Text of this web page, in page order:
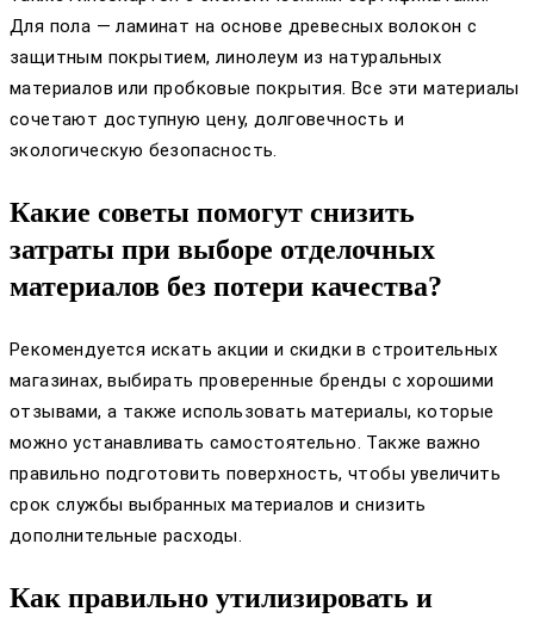
Для пола — ламинат на основе древесных волокон с
защитным покрытием, линолеум из натуральных
материалов или пробковые покрытия. Все эти материалы
сочетают доступную цену, долговечность и
экологическую безопасность.
Какие советы помогут снизить
затраты при выборе отделочных
материалов без потери качества?
Рекомендуется искать акции и скидки в строительных
магазинах, выбирать проверенные бренды с хорошими
отзывами, а также использовать материалы, которые
можно устанавливать самостоятельно. Также важно
правильно подготовить поверхность, чтобы увеличить
срок службы выбранных материалов и снизить
дополнительные расходы.
Как правильно утилизировать и